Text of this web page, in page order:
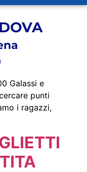
Galassi e
punti
i ragazzi,